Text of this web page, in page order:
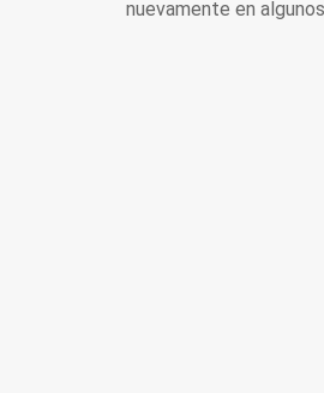
nuevamente en